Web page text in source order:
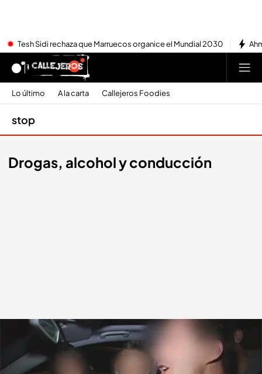
Tesh Sidi rechaza que Marruecos organice el Mundial 2030
Lo último A la carta Callejeros Foodies
stop
Drogas, alcohol y conducción
31 MAR 2012 - 00:35h.